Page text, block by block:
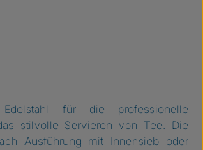
für die professionelle
stilvolle Servieren von Tee. Die
Ausführung mit Innensieb oder